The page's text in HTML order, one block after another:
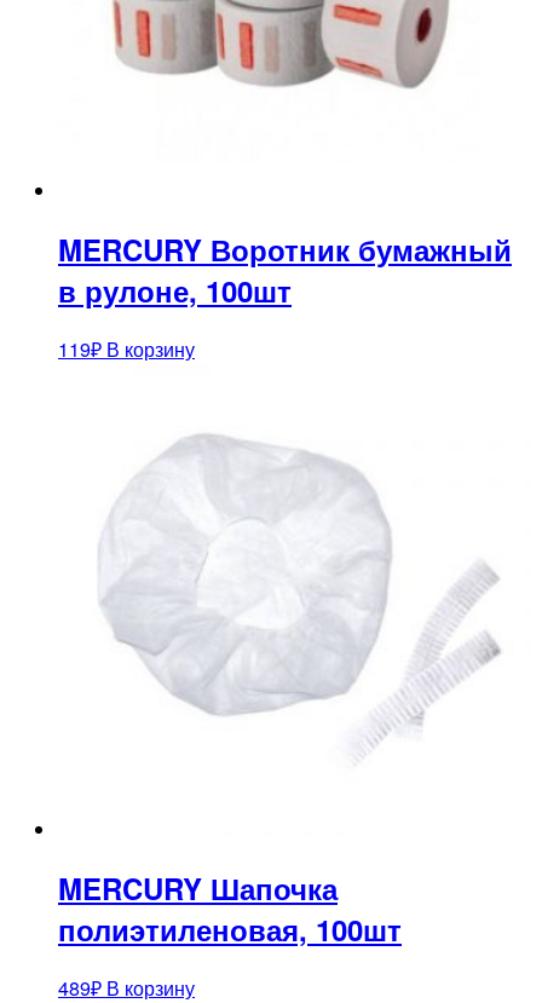
MERCURY Воротник бумажный
в рулоне, 100шт
119₽ В корзину
MERCURY Шапочка
полиэтиленовая, 100шт
489₽ В корзину